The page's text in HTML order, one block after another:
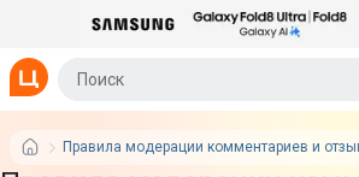
Правила модерации комментариев и